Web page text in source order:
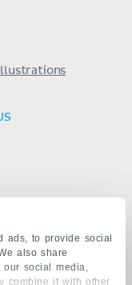
ads, to provide social
also share
social media,
combine it with other